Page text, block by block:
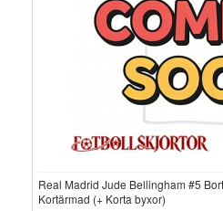
Real Madrid Jude Bellingham #5
Kortärmad (+ Korta byxor)